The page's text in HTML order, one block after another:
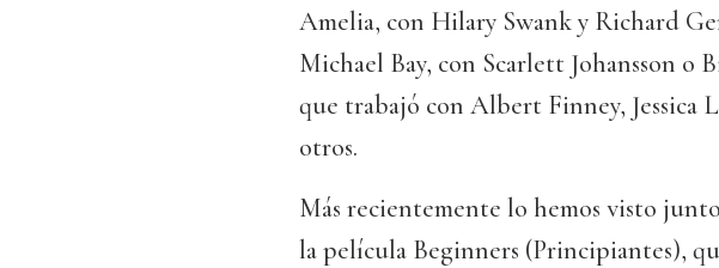
Amelia, con Hilary Swank y Richard
Michael Bay, con Scarlett Johansson o
que trabajó con Albert Finney, Jessica
otros.
Más recientemente lo hemos visto
la película Beginners (Principiantes),